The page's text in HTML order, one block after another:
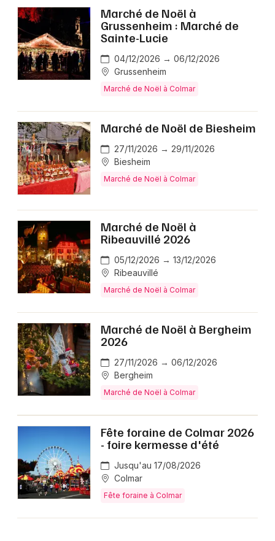
Marché de Noël à
Grussenheim : Marché de
Sainte-Lucie
04/12/2026 → 06/12/2026
Grussenheim
Marché de Noël à Colmar
Marché de Noël de Biesheim
27/11/2026 → 29/11/2026
Biesheim
Marché de Noël à Colmar
Marché de Noël à
Ribeauvillé 2026
05/12/2026 → 13/12/2026
Ribeauvillé
Marché de Noël à Colmar
Marché de Noël à Bergheim
2026
27/11/2026 → 06/12/2026
Bergheim
Marché de Noël à Colmar
Fête foraine de Colmar 2026
- foire kermesse d'été
Jusqu'au 17/08/2026
Colmar
Fête foraine à Colmar